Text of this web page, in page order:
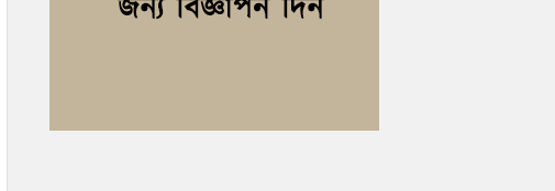
মাদকের বিরুদ্ধে শিক্ষার্থীদের শপথ